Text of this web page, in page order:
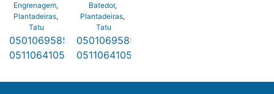
Engrenagem,
Plantadeiras,
Tatu
0501069585
0511064105
Batedor,
Plantadeiras,
Tatu
0501069585
0511064105